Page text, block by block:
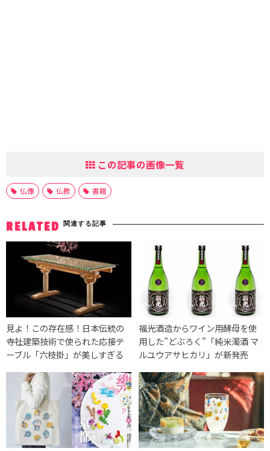
この記事の画像一覧
仏像 仏教 書籍
RELATED 関連する記事
見よ！この存在感！日本伝統の
寺社建築技術で使られた応接テ
ーブル「六枝掛」が美しすぎる
福光酒造からワイン用酵母を使
用した”どぶろく”「純米濁酒 マ
ルユウアサヒカリ」が新発売